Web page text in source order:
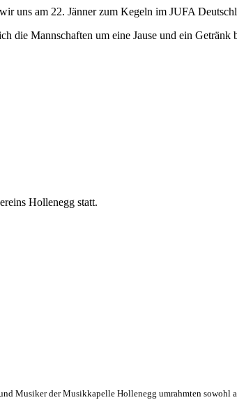
uns am 22. Jänner zum Kegeln im JUFA
die Mannschaften um eine Jause und ein Getränk
Hollenegg statt.
Musiker der Musikkapelle Hollenegg umrahmten sowohl